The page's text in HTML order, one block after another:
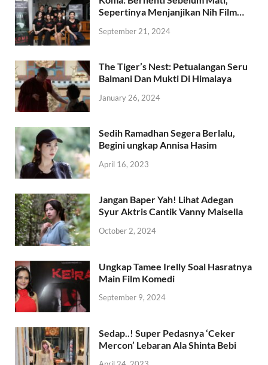
Sepertinya Menjanjikan Nih Film…
September 21, 2024
The Tiger’s Nest: Petualangan Seru
Balmani Dan Mukti Di Himalaya
January 26, 2024
Sedih Ramadhan Segera Berlalu,
Begini ungkap Annisa Hasim
April 16, 2023
Jangan Baper Yah! Lihat Adegan
Syur Aktris Cantik Vanny Maisella
October 2, 2024
Ungkap Tamee Irelly Soal Hasratnya
Main Film Komedi
September 9, 2024
Sedap..! Super Pedasnya ‘Ceker
Mercon’ Lebaran Ala Shinta Bebi